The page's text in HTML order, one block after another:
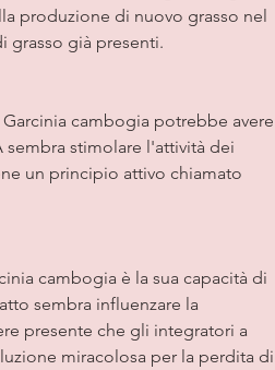
produzione di nuovo grasso nel
grasso già presenti.
cambogia potrebbe avere
stimolare l'attività dei
un principio attivo chiamato
cambogia è la sua capacità di
sembra influenzare la
presente che gli integratori a
miracolosa per la perdita di